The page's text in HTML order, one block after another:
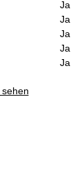
Ja
Ja
Ja
Ja
Ja